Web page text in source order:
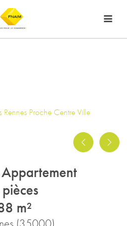
Proche Centre Ville
m²